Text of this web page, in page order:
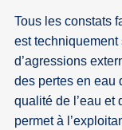
Tous les constats
est
d’agressions
des pertes en eau
qualité de l’eau et
permet à